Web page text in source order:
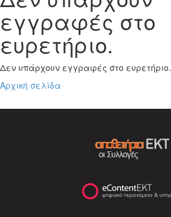
εγγραφές στο
ευρετήριο.
Δεν υπάρχουν εγγραφές στο ευρετήριο.
Αρχική σελίδα